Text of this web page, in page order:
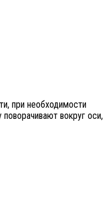
при необходимости
вокруг оси,